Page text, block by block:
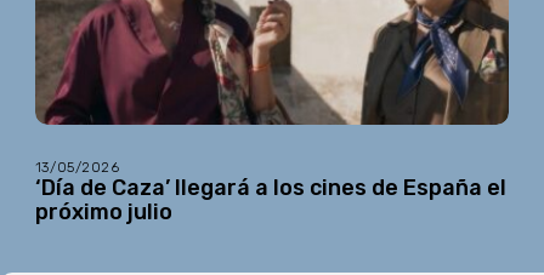
13/05/2026
‘Día de Caza’ llegará a los cines de España el
próximo julio